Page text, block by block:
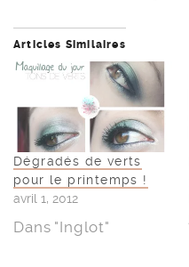
Articles Similaires
Dégradés de verts
pour le printemps !
avril 1, 2012
Dans "Inglot"